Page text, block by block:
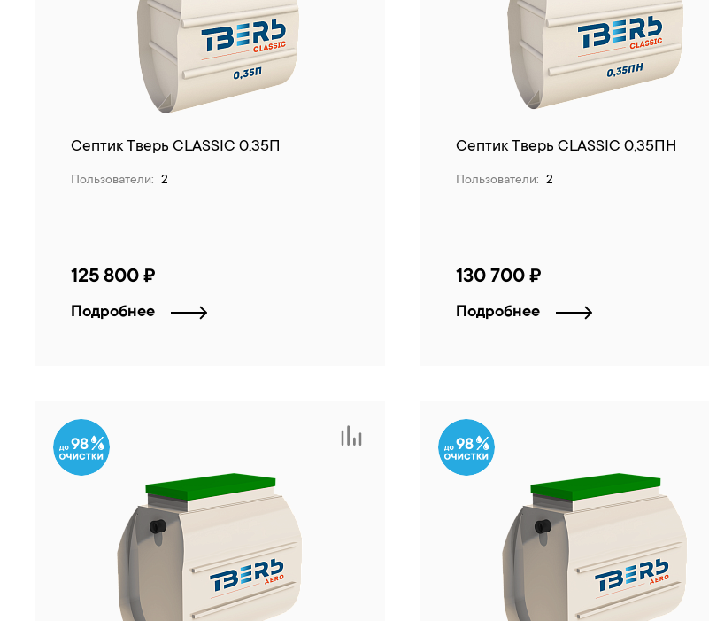
Септик Тверь CLASSIC 0,35П
Пользователи: 2
125 800 ₽
Подробнее
Септик Тверь CLASSIC 0,35ПН
Пользователи: 2
130 700 ₽
Подробнее
98 98